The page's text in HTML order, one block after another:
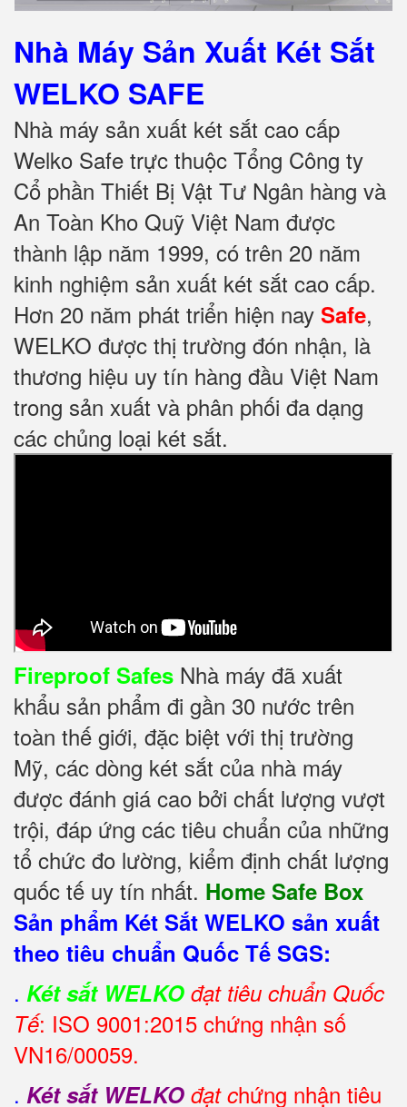
Nhà Máy Sản Xuất Két Sắt
WELKO SAFE
Nhà máy sản xuất két sắt cao cấp
Welko Safe trực thuộc Tổng Công ty
Cổ phần Thiết Bị Vật Tư Ngân hàng và
An Toàn Kho Quỹ Việt Nam được
thành lập năm 1999, có trên 20 năm
kinh nghiệm sản xuất két sắt cao cấp.
Hơn 20 năm phát triển hiện nay Safe,
WELKO được thị trường đón nhận, là
thương hiệu uy tín hàng đầu Việt Nam
trong sản xuất và phân phối đa dạng
các chủng loại két sắt.
Fireproof Safes Nhà máy đã xuất
khẩu sản phẩm đi gần 30 nước trên
toàn thế giới, đặc biệt với thị trường
Mỹ, các dòng két sắt của nhà máy
được đánh giá cao bởi chất lượng vượt
trội, đáp ứng các tiêu chuẩn của những
tổ chức đo lường, kiểm định chất lượng
quốc tế uy tín nhất. Home Safe Box
Sản phẩm Két Sắt WELKO sản xuất
theo tiêu chuẩn Quốc Tế SGS:
. Két sắt WELKO đạt tiêu chuẩn Quốc
Tế: ISO 9001:2015 chứng nhận số
VN16/00059.
. Két sắt WELKO đạt chứng nhận tiêu